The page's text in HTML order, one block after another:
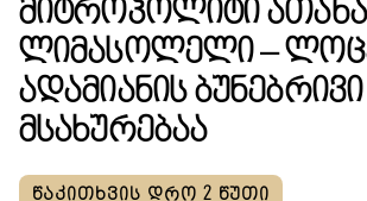
Მიტროპოლიტი
Ლიმასოლელი –
Ადამიანის Ბუნებრივი
Მსახურებაა